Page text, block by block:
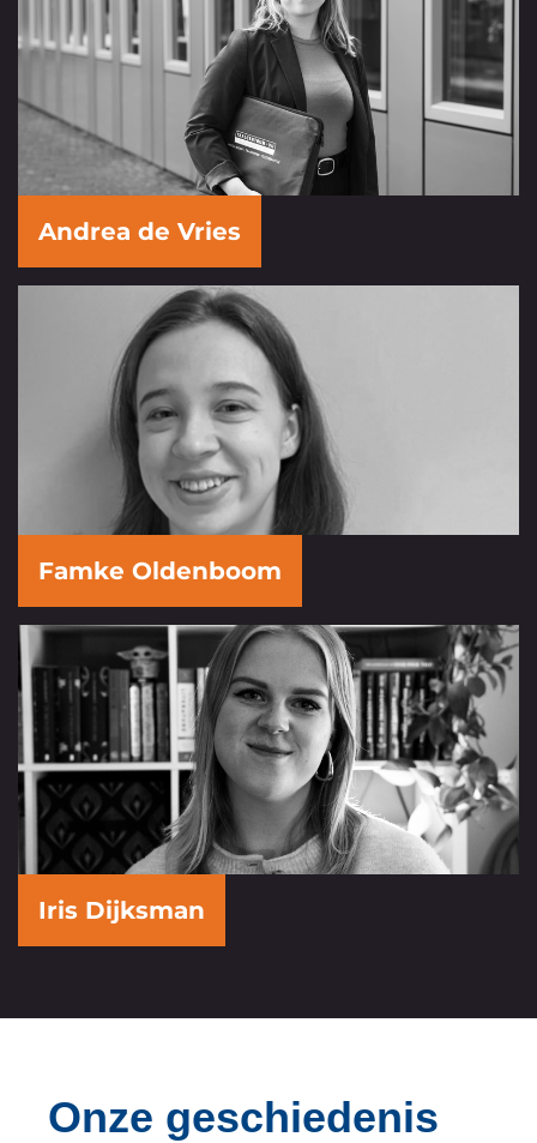
Andrea de Vries
Famke Oldenboom
Iris Dijksman
Onze geschiedenis